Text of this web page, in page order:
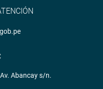
Abancay s/n.